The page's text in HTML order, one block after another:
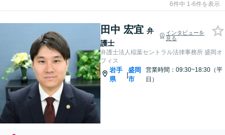
6件中 1-6件を表示
田中 宏宜 弁
護士
インタビューを
見る
弁護士法人稲葉セントラル法律事務所 盛岡オ
フィス
岩手
県
|
盛岡
市
営業時間：09:30~18:30（平
日）